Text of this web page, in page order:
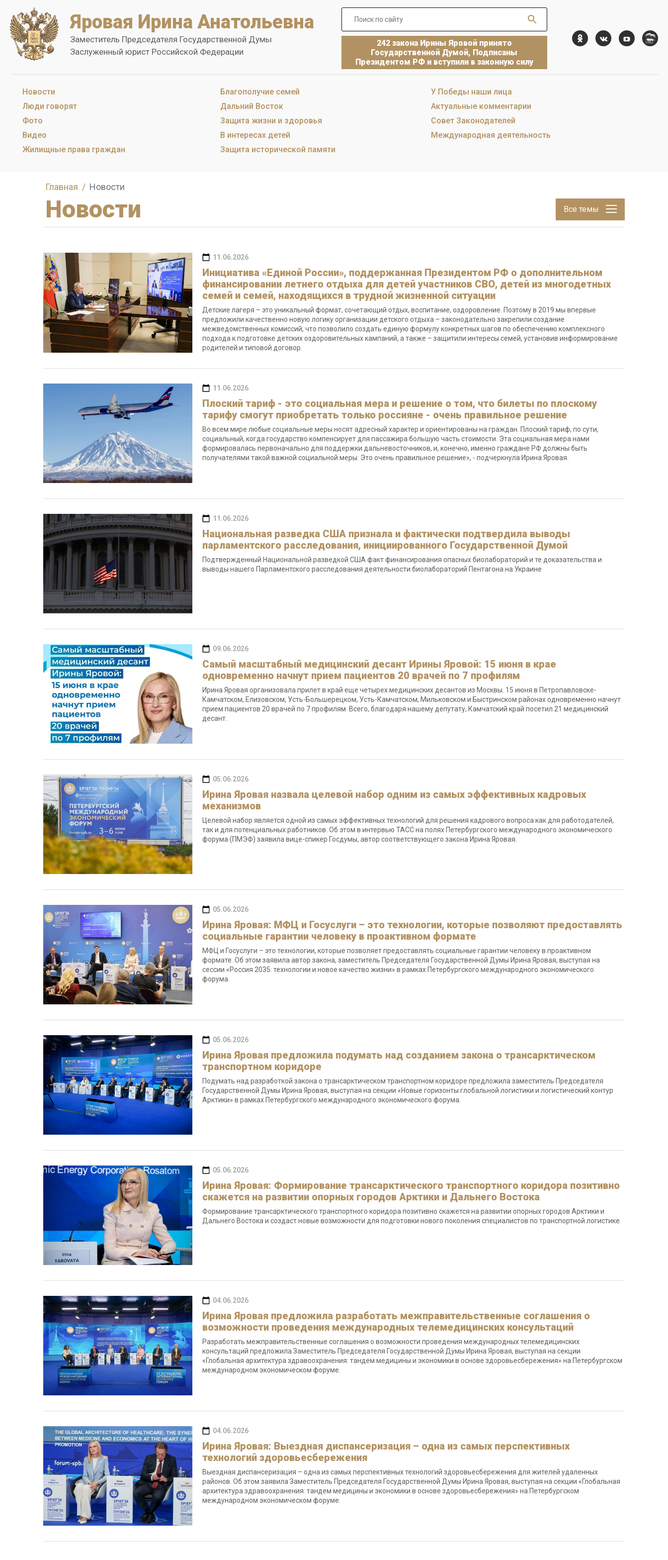
Яровая Ирина Анатольевна
Заместитель Председателя Государственной Думы
Заслуженный юрист Российской Федерации
242 закона Ирины Яровой принято
Государственной Думой, Подписаны
Президентом РФ и вступили в законную силу
Новости
Люди говорят
Фото
Видео
Жилищные права граждан
Благополучие семей
Дальний Восток
Защита жизни и здоровья
В интересах детей
Защита исторической памяти
У Победы наши лица
Актуальные комментарии
Совет Законодателей
Международная деятельность
Главная Новости
Новости Все темы
11.06.2026
Инициатива «Единой России», поддержанная Президентом РФ о дополнительном
финансировании летнего отдыха для детей участников СВО, детей из многодетных
семей и семей, находящихся в трудной жизненной ситуации
Детские лагеря – это уникальный формат, сочетающий отдых, воспитание, оздоровление. Поэтому в 2019 мы впервые
предложили качественно новую логику организации детского отдыха – законодательно закрепили создание
межведомственных комиссий, что позволило создать единую формулу конкретных шагов по обеспечению комплексного
подхода к подготовке детских оздоровительных кампаний, а также – защитили интересы семей, установив информирование
родителей и типовой договор.
11.06.2026
Плоский тариф - это социальная мера и решение о том, что билеты по плоскому
тарифу смогут приобретать только россияне - очень правильное решение
Во всем мире любые социальные меры носят адресный характер и ориентированы на граждан. Плоский тариф, по сути,
социальный, когда государство компенсирует для пассажира большую часть стоимости. Эта социальная мера нами
формировалась первоначально для поддержки дальневосточников, и, конечно, именно граждане РФ должны быть
получателями такой важной социальной меры. Это очень правильное решение», - подчеркнула Ирина Яровая.
11.06.2026
Национальная разведка США признала и фактически подтвердила выводы
парламентского расследования, инициированного Государственной Думой
Подтвержденный Национальной разведкой США факт финансирования опасных биолабораторий и те доказательства и
выводы нашего Парламентского расследования деятельности биолабораторий Пентагона на Украине
09.06.2026
Самый масштабный медицинский десант Ирины Яровой: 15 июня в крае
одновременно начнут прием пациентов 20 врачей по 7 профилям
Ирина Яровая организовала прилет в край еще четырех медицинских десантов из Москвы. 15 июня в Петропавловске-
Камчатском, Елизовском, Усть-Большерецком, Усть-Камчатском, Мильковском и Быстринском районах одновременно начнут
прием пациентов 20 врачей по 7 профилям. Всего, благодаря нашему депутату, Камчатский край посетил 21 медицинский
десант.
05.06.2026
Ирина Яровая назвала целевой набор одним из самых эффективных кадровых
механизмов
Целевой набор является одной из самых эффективных технологий для решения кадрового вопроса как для работодателей,
так и для потенциальных работников. Об этом в интервью ТАСС на полях Петербургского международного экономического
форума (ПМЭФ) заявила вице-спикер Госдумы, автор соответствующего закона Ирина Яровая.
05.06.2026
Ирина Яровая: МФЦ и Госуслуги – это технологии, которые позволяют предоставлять
социальные гарантии человеку в проактивном формате
МФЦ и Госуслуги – это технологии, которые позволяет предоставлять социальные гарантии человеку в проактивном
формате. Об этом заявила автор закона, заместитель Председателя Государственной Думы Ирина Яровая, выступая на
сессии «Россия 2035: технологии и новое качество жизни» в рамках Петербургского международного экономического
форума.
05.06.2026
Ирина Яровая предложила подумать над созданием закона о трансарктическом
транспортном коридоре
Подумать над разработкой закона о трансарктическом транспортном коридоре предложила заместитель Председателя
Государственной Думы Ирина Яровая, выступая на секции «Новые горизонты глобальной логистики и логистический контур
Арктики» в рамках Петербургского международного экономического форума.
05.06.2026
Ирина Яровая: Формирование трансарктического транспортного коридора позитивно
скажется на развитии опорных городов Арктики и Дальнего Востока
Формирование трансарктического транспортного коридора позитивно скажется на развитии опорных городов Арктики и
Дальнего Востока и создаст новые возможности для подготовки нового поколения специалистов по транспортной логистике.
04.06.2026
Ирина Яровая предложила разработать межправительственные соглашения о
возможности проведения международных телемедицинских консультаций
Разработать межправительственные соглашения о возможности проведения международных телемедицинских
консультаций предложила Заместитель Председателя Государственной Думы Ирина Яровая, выступая на секции
«Глобальная архитектура здравоохранения: тандем медицины и экономики в основе здоровьесбережения» на Петербургском
международном экономическом форуме.
04.06.2026
Ирина Яровая: Выездная диспансеризация – одна из самых перспективных
технологий здоровьесбережения
Выездная диспансеризация – одна из самых перспективных технологий здоровьесбережения для жителей удаленных
районов. Об этом заявила Заместитель Председателя Государственной Думы Ирина Яровая, выступая на секции «Глобальная
архитектура здравоохранения: тандем медицины и экономики в основе здоровьесбережения» на Петербургском
международном экономическом форуме.